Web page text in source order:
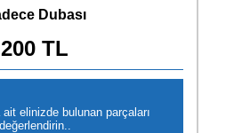
Dubası
200 TL
elinizde bulunan parçaları
değerlendirin..